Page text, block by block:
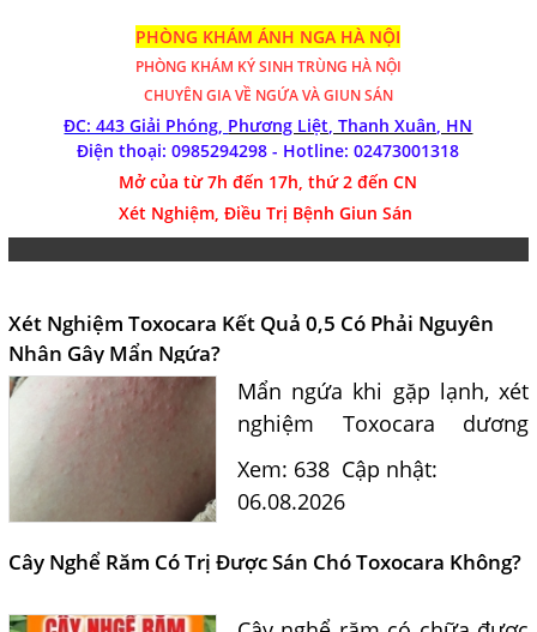
PHÒNG KHÁM ÁNH NGA HÀ NỘI
PHÒNG KHÁM KÝ SINH TRÙNG HÀ NỘI
CHUYÊN GIA VỀ NGỨA VÀ GIUN SÁN
ĐC: 443 Giải Phóng, Phương Liệt, Thanh Xuân, HN
Điện thoại: 0985294298 - Hotline:02473001318
Mở của từ 7h đến 17h, thứ 2 đến CN
Xét Nghiệm, Điều Trị Bệnh Giun Sán
Xét Nghiệm Toxocara Kết Quả 0,5 Có Phải Nguyên
Nhân Gây Mẩn Ngứa?
Mẩn ngứa khi gặp lạnh, xét
nghiệm Toxocara dương
tính 0,5 có phải nguyên
nhân? Tiến sĩ Bác sĩ Nguyễn
điều trị và phòng ngừa sán...
Xem: 638 Cập nhật:
06.08.2026
Cây Nghể Răm Có Trị Được Sán Chó Toxocara Không?